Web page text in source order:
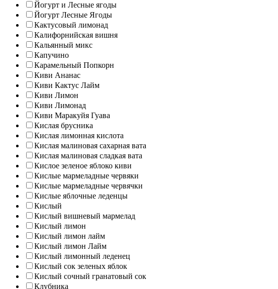
Йогурт и Лесные ягоды
Йогурт Лесные Ягоды
Кактусовый лимонад
Калифорнийская вишня
Кальянный микс
Капучино
Карамельный Попкорн
Киви Ананас
Киви Кактус Лайм
Киви Лимон
Киви Лимонад
Киви Маракуйя Гуава
Кислая брусника
Кислая лимонная кислота
Кислая малиновая сахарная вата
Кислая малиновая сладкая вата
Кислое зеленое яблоко киви
Кислые мармеладные червяки
Кислые мармеладные червячки
Кислые яблочные леденцы
Кислый
Кислый вишневый мармелад
Кислый лимон
Кислый лимон лайм
Кислый лимон Лайм
Кислый лимонный леденец
Кислый сок зеленых яблок
Кислый сочный гранатовый сок
Клубника